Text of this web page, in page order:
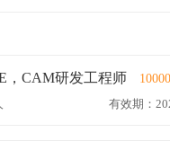
，CAM研发工程师
有效期：